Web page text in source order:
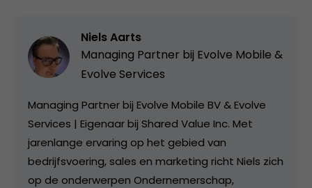
Niels Aarts
Managing Partner bij Evolve Mobile &
Evolve Services
Managing Partner bij Evolve Mobile BV & Evolve
Services | Eigenaar bij Shared Value Inc. Met
jarenlange ervaring op het gebied van
bedrijfsvoering, sales en marketing richt Niels zich
op de onderwerpen Ondernemerschap,